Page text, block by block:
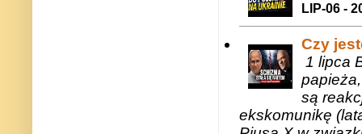
LIP-06 -
Czy
1 lipca
są
ekskomunikę